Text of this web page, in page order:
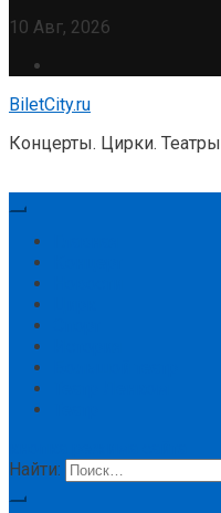
10 Авг, 2026
BiletCity.ru
Концерты. Цирки. Театры
Найти: